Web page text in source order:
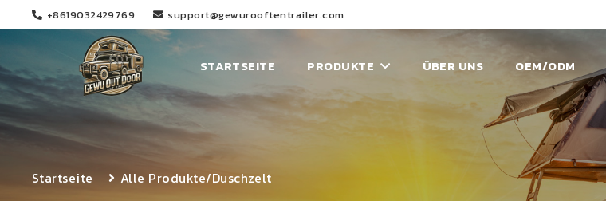
+8619032429769 support@gewurooftentrailer.com
STARTSEITE PRODUKTE ÜBER UNS OEM/ODM
Startseite Alle Produkte/Duschzelt